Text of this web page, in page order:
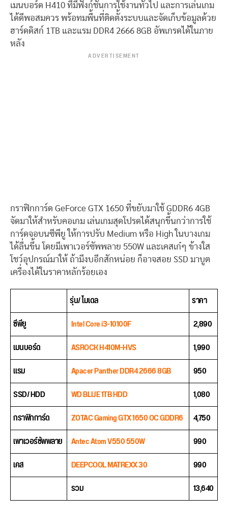
เมนบอร์ด H410 ที่มีฟังก์ชั่นการใช้งานทั่วไป และการเล่นเกม
ได้ดีพอสมควร พร้อทมพื้นที่ติดตั้งระบบและจัดเก็บข้อมูลด้วย
ฮาร์ดดิสก์ 1TB และแรม DDR4 2666 8GB อัพเกรดได้ในภาย
หลัง
ADVERTISEMENT
กราฟิกการ์ด GeForce GTX 1650 ที่ขยับมาใช้ GDDR6 4GB
จัดมาให้สำหรับคอเกม เล่นเกมสุดโปรดได้สนุกขึ้นกว่าการใช้
การ์ดจอบนซีพียู ให้การปรับ Medium หรือ High ในบางเกม
ได้ลื่นขึ้น โดยมีเพาเวอร์ซัพพลาย 550W และเคสเก๋ๆ ข้างใส
โชว์อุปกรณ์มาให้ ถ้ามีงบอีกสักหน่อย ก็อาจสอย SSD มาบูต
เครื่องได้ในราคาหลักร้อยเอง
รุ่น/ โมเดล
ราคา
ซีพียู
Intel Core i3-10100F
2,890
เมนบอร์ด
ASROCK H410M-HVS
1,990
แรม
Apacer Panther DDR4 2666 8GB
950
SSD/ HDD
WD BLUE 1TB HDD
1,080
กราฟิกการ์ด
ZOTAC Gaming GTX 1650 OC GDDR6
4,750
เพาเวอร์ซัพพลาย Antec Atom V550 550W
990
เคส
DEEPCOOL MATREXX 30
990
รวม
13,640